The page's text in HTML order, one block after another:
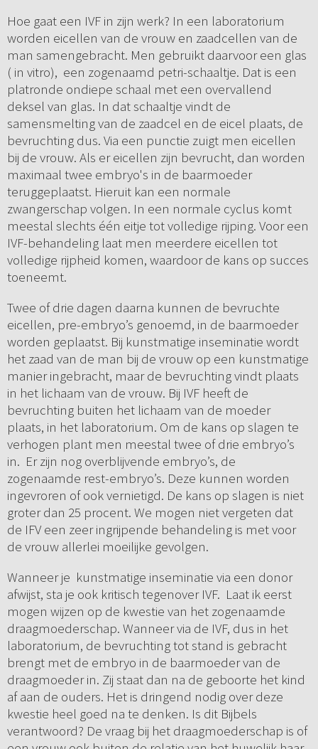
Hoe gaat een IVF in zijn werk? In een laboratorium
worden eicellen van de vrouw en zaadcellen van de
man samengebracht. Men gebruikt daarvoor een glas
( in vitro), een zogenaamd petri-schaaltje. Dat is een
platronde ondiepe schaal met een overvallend
deksel van glas. In dat schaaltje vindt de
samensmelting van de zaadcel en de eicel plaats, de
bevruchting dus. Via een punctie zuigt men eicellen
bij de vrouw. Als er eicellen zijn bevrucht, dan worden
maximaal twee embryo's in de baarmoeder
teruggeplaatst. Hieruit kan een normale
zwangerschap volgen. In een normale cyclus komt
meestal slechts één eitje tot volledige rijping. Voor een
IVF-behandeling laat men meerdere eicellen tot
volledige rijpheid komen, waardoor de kans op succes
toeneemt.
Twee of drie dagen daarna kunnen de bevruchte
eicellen, pre-embryo’s genoemd, in de baarmoeder
worden geplaatst. Bij kunstmatige inseminatie wordt
het zaad van de man bij de vrouw op een kunstmatige
manier ingebracht, maar de bevruchting vindt plaats
in het lichaam van de vrouw. Bij IVF heeft de
bevruchting buiten het lichaam van de moeder
plaats, in het laboratorium. Om de kans op slagen te
verhogen plant men meestal twee of drie embryo’s
in. Er zijn nog overblijvende embryo’s, de
zogenaamde rest-embryo’s. Deze kunnen worden
ingevroren of ook vernietigd. De kans op slagen is niet
groter dan 25 procent. We mogen niet vergeten dat
de IFV een zeer ingrijpende behandeling is met voor
de vrouw allerlei moeilijke gevolgen.
Wanneer je kunstmatige inseminatie via een donor
afwijst, sta je ook kritisch tegenover IVF. Laat ik eerst
mogen wijzen op de kwestie van het zogenaamde
draagmoederschap. Wanneer via de IVF, dus in het
laboratorium, de bevruchting tot stand is gebracht
brengt met de embryo in de baarmoeder van de
draagmoeder in. Zij staat dan na de geboorte het kind
af aan de ouders. Het is dringend nodig over deze
kwestie heel goed na te denken. Is dit Bijbels
verantwoord? De vraag bij het draagmoederschap is of